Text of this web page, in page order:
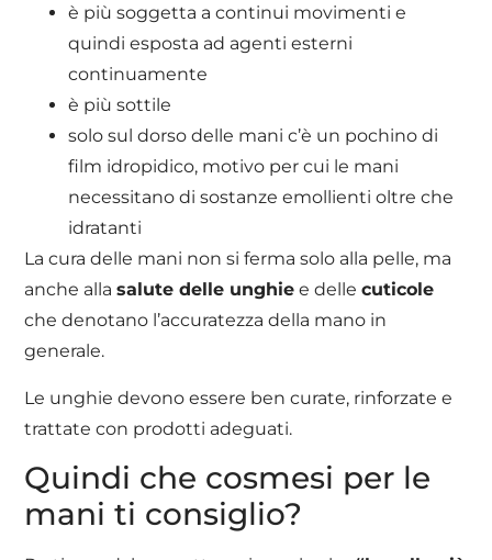
è più soggetta a continui movimenti e
quindi esposta ad agenti esterni
continuamente
è più sottile
solo sul dorso delle mani c’è un pochino di
film idropidico, motivo per cui le mani
necessitano di sostanze emollienti oltre che
idratanti
La cura delle mani non si ferma solo alla pelle, ma
anche allasalute delle unghie e dellecuticole
che denotano l’accuratezza della mano in
generale.
Le unghie devono essere ben curate, rinforzate e
trattate con prodotti adeguati.
Quindi che cosmesi per le
mani ti consiglio?